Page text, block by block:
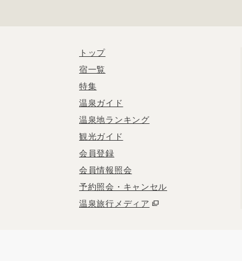
トップ
宿一覧
特集
温泉ガイド
温泉地ランキング
観光ガイド
会員登録
会員情報照会
予約照会・キャンセル
温泉旅行メディア